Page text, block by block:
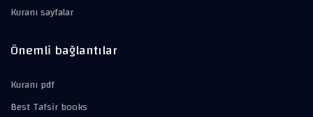
Kuranı sayfalar
Önemli bağlantılar
Kuranı pdf
Best Tafsir books